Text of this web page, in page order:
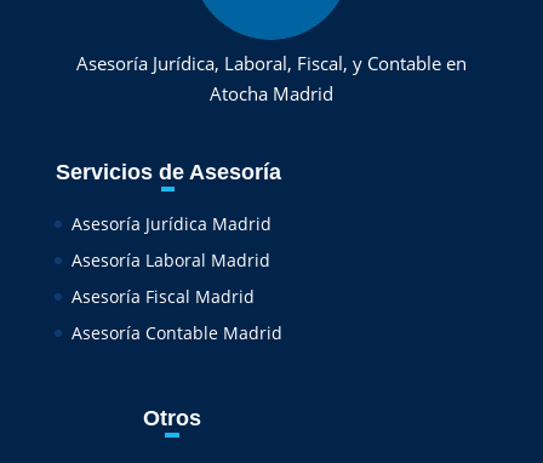
Asesoría Jurídica, Laboral, Fiscal, y Contable en
Atocha Madrid
Servicios de Asesoría
Asesoría Jurídica Madrid
Asesoría Laboral Madrid
Asesoría Fiscal Madrid
Asesoría Contable Madrid
Otros